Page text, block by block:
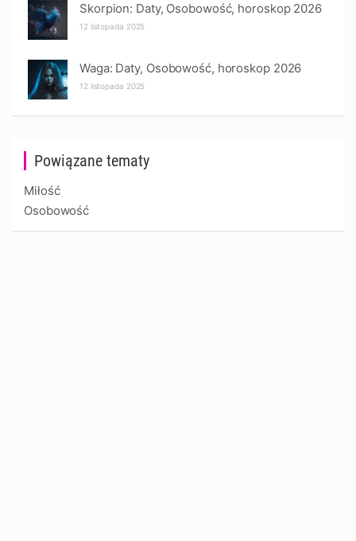
Powiązane tematy
Miłość
Osobowość
Skorpion: Daty, Osobowość, horoskop 2026
12 listopada 2025
Waga: Daty, Osobowość, horoskop 2026
12 listopada 2025